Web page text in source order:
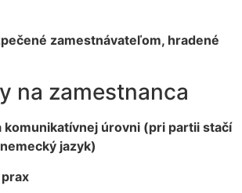
zamestnávateľom, hradené
na zamestnanca
komunikatívnej úrovni (pri partii stačí
jazyk)